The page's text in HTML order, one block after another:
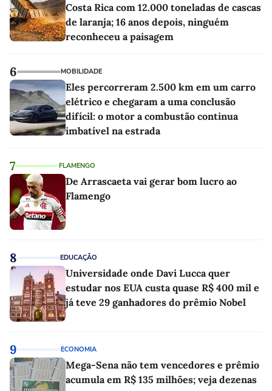
Costa Rica com 12.000 toneladas de cascas
de laranja; 16 anos depois, ninguém
reconheceu a paisagem
6 MOBILIDADE
Eles percorreram 2.500 km em um carro
elétrico e chegaram a uma conclusão
difícil: o motor a combustão continua
imbatível na estrada
7 FLAMENGO
De Arrascaeta vai gerar bom lucro ao
Flamengo
8 EDUCAÇÃO
Universidade onde Davi Lucca quer
estudar nos EUA custa quase R$ 400 mil e
já teve 29 ganhadores do prêmio Nobel
9 ECONOMIA
Mega-Sena não tem vencedores e prêmio
acumula em R$ 135 milhões; veja dezenas